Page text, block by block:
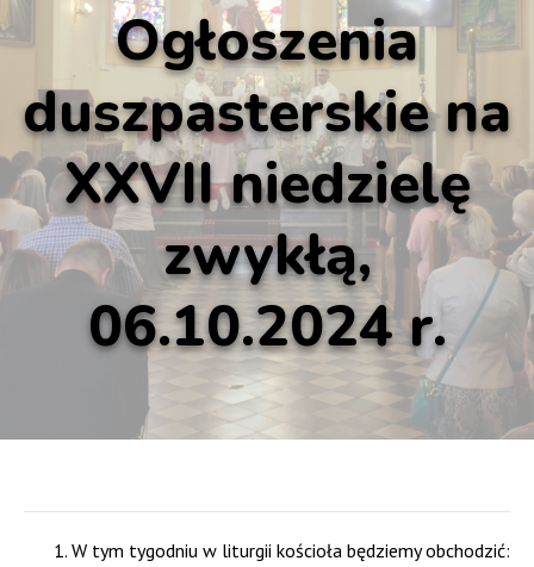
Ogłoszenia
duszpasterskie na
XXVII niedzielę
zwykłą,
06.10.2024 r.
W tym tygodniu w liturgii kościoła będziemy obchodzić: